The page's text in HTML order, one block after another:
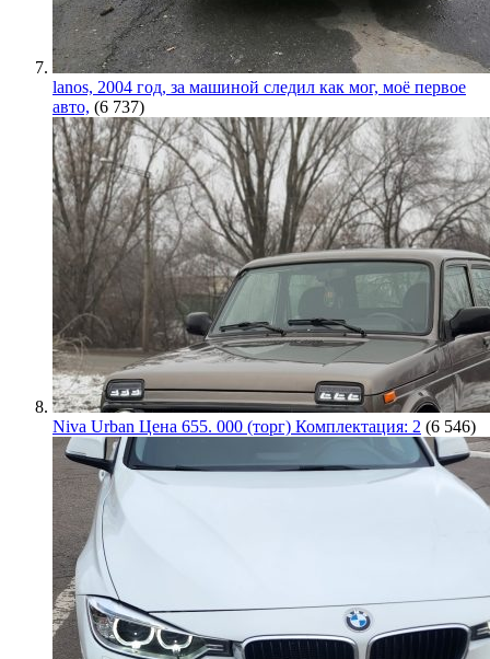
lanos, 2004 год, за машиной следил как мог, моё первое
авто, (6 737)
Niva Urban Цена 655. 000 (торг) Комплектация: 2 (6 546)